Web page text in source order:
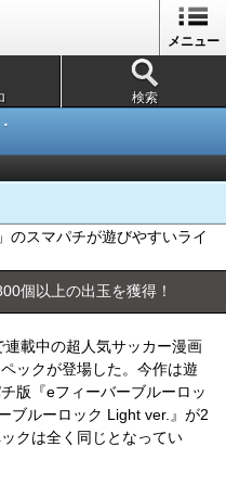
メニュー
検索
のスマパチが遊びやすいライ
個以上の出玉を獲得！
載中の超人気サッカー漫画
ックが登場した。今作は遊
版『eフィーバーブルーロッ
ブルーロック Light ver.』が2
クは全く同じとなってい